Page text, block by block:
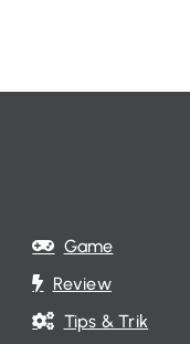
Game
Review
Tips & Trik